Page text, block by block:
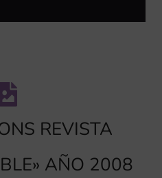
REVISTA
AÑO 2008